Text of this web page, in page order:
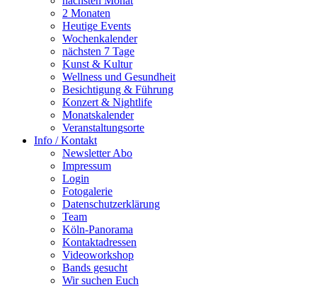
2 Monaten
Heutige Events
Wochenkalender
nächsten 7 Tage
Kunst & Kultur
Wellness und Gesundheit
Besichtigung & Führung
Konzert & Nightlife
Monatskalender
Veranstaltungsorte
Info / Kontakt
Newsletter Abo
Impressum
Login
Fotogalerie
Datenschutzerklärung
Team
Köln-Panorama
Kontaktadressen
Videoworkshop
Bands gesucht
Wir suchen Euch